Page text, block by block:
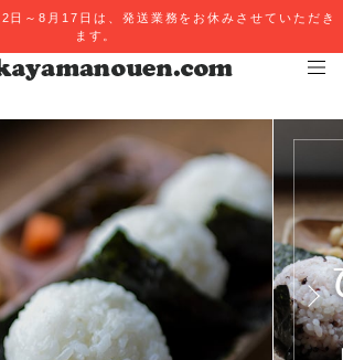
日～8月17日は、発送業務をお休みさせていただき
ます。